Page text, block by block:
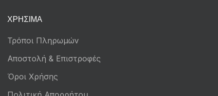
ΧΡΉΣΙΜΑ
Τρόποι Πληρωμών
Αποστολή & Επιστροφές
Όροι Χρήσης